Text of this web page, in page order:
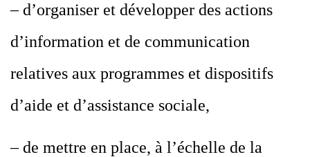
– d’organiser et développer des actions
d’information et de communication
relatives aux programmes et dispositifs
d’aide et d’assistance sociale,
– de mettre en place, à l’échelle de la